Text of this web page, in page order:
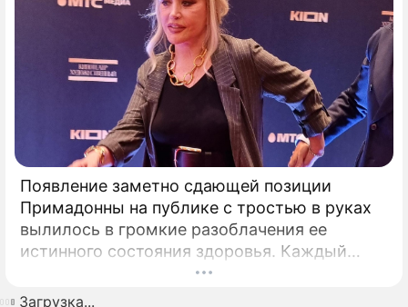
Появление заметно сдающей позиции
Примадонны на публике с тростью в руках
вылилось в громкие разоблачения ее
истинного состояния здоровья. Каждый
выход некогда главной певицы страны в
свет сегодня рассматривается буквально
Загрузка...